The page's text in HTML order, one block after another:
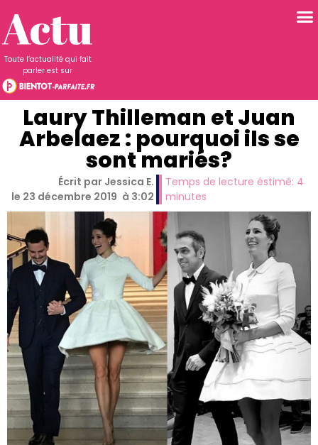
Toute l’actualité qui fait
parler est sur
Laury Thilleman et Juan
Arbelaez : pourquoi ils se
sont mariés?
Écrit par Jessica E.
le 23 décembre 2019 à 3:02
Temps de lecture éstimé: 4
minutes